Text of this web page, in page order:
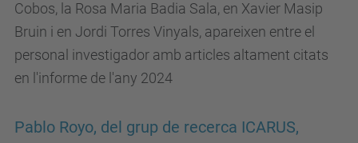
Cobos, la Rosa Maria Badia Sala, en Xavier Masip
Bruin i en Jordi Torres Vinyals, apareixen entre el
personal investigador amb articles altament citats
en l'informe de l'any 2024
Pablo Royo, del grup de recerca ICARUS,